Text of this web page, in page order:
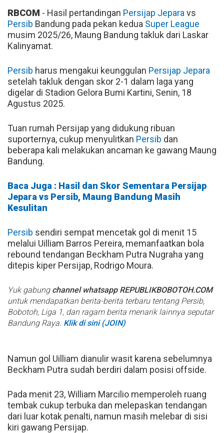
RBCOM - Hasil pertandingan Persijap Jepara vs
Persib Bandung pada pekan kedua Super League
musim 2025/26, Maung Bandung takluk dari Laskar
Kalinyamat.
Persib harus mengakui keunggulan Persijap Jepara
setelah takluk dengan skor 2-1 dalam laga yang
digelar di Stadion Gelora Bumi Kartini, Senin, 18
Agustus 2025.
Tuan rumah Persijap yang didukung ribuan
suporternya, cukup menyulitkan Persib dan
beberapa kali melakukan ancaman ke gawang Maung
Bandung.
Baca Juga : Hasil dan Skor Sementara Persijap
Jepara vs Persib, Maung Bandung Masih
Kesulitan
Persib sendiri sempat mencetak gol di menit 15
melalui Uilliam Barros Pereira, memanfaatkan bola
rebound tendangan Beckham Putra Nugraha yang
ditepis kiper Persijap, Rodrigo Moura.
Yuk gabung channel whatsapp REPUBLIKBOBOTOH.COM
untuk mendapatkan berita-berita terbaru tentang Persib,
Bobotoh, Liga 1, dan ragam berita menarik lainnya seputar
Bandung Raya. Klik di sini (JOIN)
Namun gol Uilliam dianulir wasit karena sebelumnya
Beckham Putra sudah berdiri dalam posisi offside.
Pada menit 23, William Marcilio memperoleh ruang
tembak cukup terbuka dan melepaskan tendangan
dari luar kotak penalti, namun masih melebar di sisi
kiri gawang Persijap.